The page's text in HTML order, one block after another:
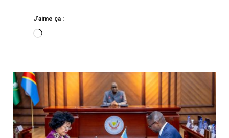
J’aime ça :